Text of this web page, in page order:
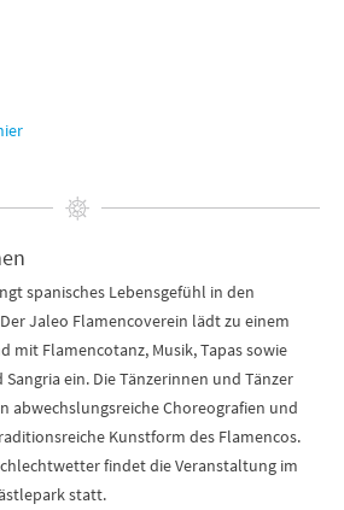
spanisches Lebensgefühl in den
Jaleo Flamencoverein lädt zu einem
mit Flamencotanz, Musik, Tapas sowie
ein. Die Tänzerinnen und Tänzer
abwechslungsreiche Choreografien und
Kunstform des Flamencos.
findet die Veranstaltung im
statt.